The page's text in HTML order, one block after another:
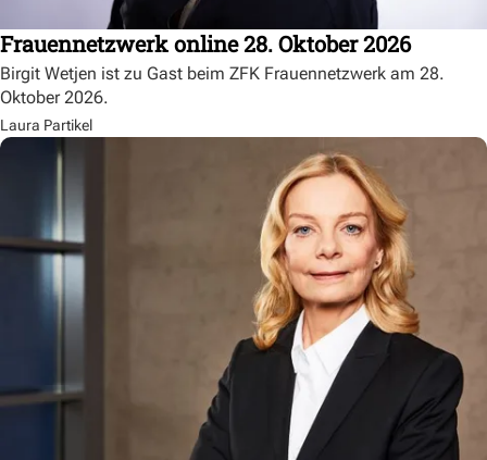
Frauennetzwerk online 28. Oktober 2026
Birgit Wetjen ist zu Gast beim ZFK Frauennetzwerk am 28.
Oktober 2026.
Laura Partikel